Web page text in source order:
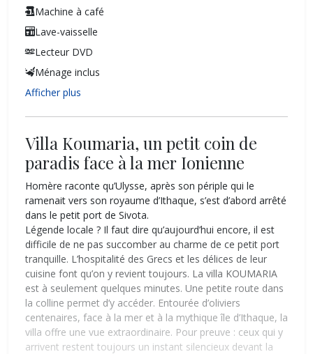
Machine à café
Lave-vaisselle
Lecteur DVD
Ménage inclus
Afficher plus
Villa Koumaria, un petit coin de
paradis face à la mer Ionienne
Homère raconte qu’Ulysse, après son périple qui le
ramenait vers son royaume d’Ithaque, s’est d’abord arrêté
dans le petit port de Sivota.
Légende locale ? Il faut dire qu’aujourd’hui encore, il est
difficile de ne pas succomber au charme de ce petit port
tranquille. L’hospitalité des Grecs et les délices de leur
cuisine font qu’on y revient toujours. La villa KOUMARIA
est à seulement quelques minutes. Une petite route dans
la colline permet d’y accéder. Entourée d’oliviers
centenaires, face à la mer et à la mythique île d’Ithaque, la
villa offre une vue extraordinaire. Pour preuve : ceux qui y
arrivent restent toujours un instant silencieux devant la